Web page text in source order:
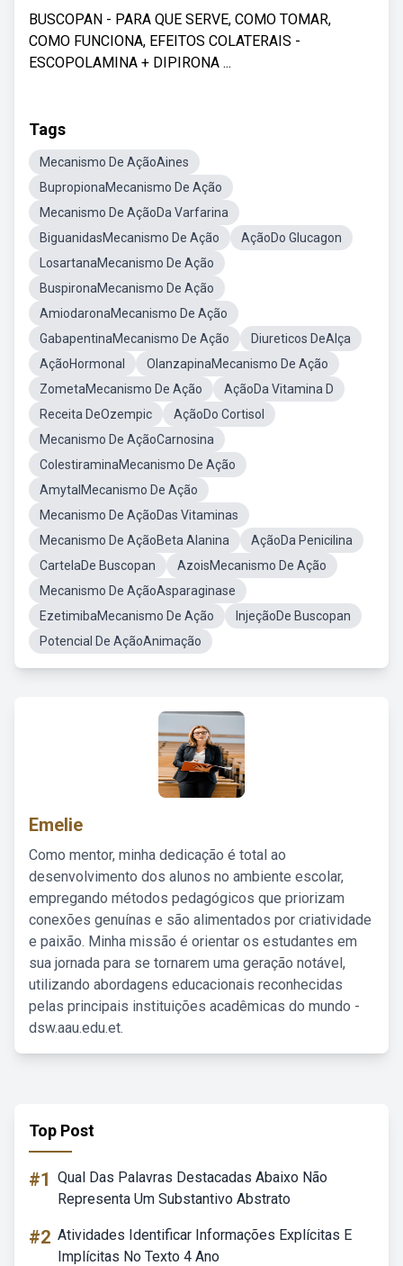
BUSCOPAN - PARA QUE SERVE, COMO TOMAR,
COMO FUNCIONA, EFEITOS COLATERAIS -
ESCOPOLAMINA + DIPIRONA ...
Tags
Mecanismo De AçãoAines
BupropionaMecanismo De Ação
Mecanismo De AçãoDa Varfarina
BiguanidasMecanismo De Ação
AçãoDo Glucagon
LosartanaMecanismo De Ação
BuspironaMecanismo De Ação
AmiodaronaMecanismo De Ação
GabapentinaMecanismo De Ação
Diureticos DeAlça
AçãoHormonal
OlanzapinaMecanismo De Ação
ZometaMecanismo De Ação
AçãoDa Vitamina D
Receita DeOzempic
AçãoDo Cortisol
Mecanismo De AçãoCarnosina
ColestiraminaMecanismo De Ação
AmytalMecanismo De Ação
Mecanismo De AçãoDas Vitaminas
Mecanismo De AçãoBeta Alanina
AçãoDa Penicilina
CartelaDe Buscopan
AzoisMecanismo De Ação
Mecanismo De AçãoAsparaginase
EzetimibaMecanismo De Ação
InjeçãoDe Buscopan
Potencial De AçãoAnimação
Emelie
Como mentor, minha dedicação é total ao
desenvolvimento dos alunos no ambiente escolar,
empregando métodos pedagógicos que priorizam
conexões genuínas e são alimentados por criatividade
e paixão. Minha missão é orientar os estudantes em
sua jornada para se tornarem uma geração notável,
utilizando abordagens educacionais reconhecidas
pelas principais instituições acadêmicas do mundo -
dsw.aau.edu.et.
Top Post
#1 Qual Das Palavras Destacadas Abaixo Não
Representa Um Substantivo Abstrato
#2 Atividades Identificar Informações Explícitas E
Implícitas No Texto 4 Ano